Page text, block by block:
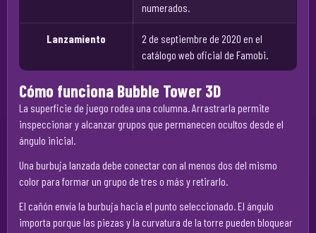
numerados.
Lanzamiento
2 de septiembre de 2020 en el
catálogo web oficial de Famobi.
Cómo funciona Bubble Tower 3D
La superficie de juego rodea una columna. Arrastrarla permite
inspeccionar y alcanzar grupos que permanecen ocultos desde el
ángulo inicial.
Una burbuja lanzada debe conectar con al menos dos del mismo
color para formar un grupo de tres o más y retirarlo.
El cañón envía la burbuja hacia el punto seleccionado. El ángulo
importa porque las piezas y la curvatura de la torre pueden bloquear